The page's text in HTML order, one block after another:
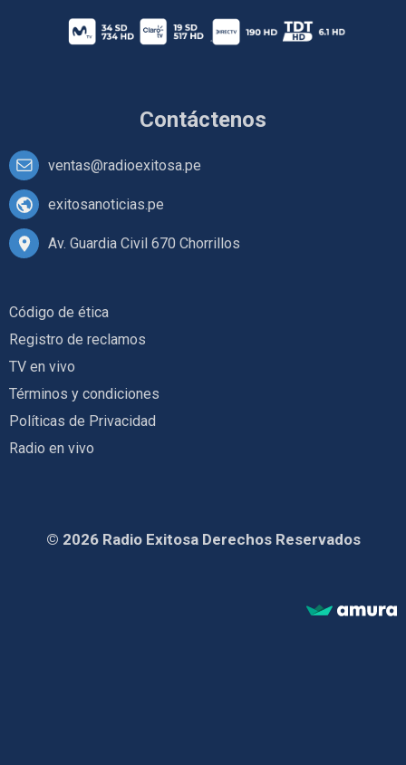
Contáctenos
ventas@radioexitosa.pe
exitosanoticias.pe
Av. Guardia Civil 670 Chorrillos
Código de ética
Registro de reclamos
TV en vivo
Términos y condiciones
Políticas de Privacidad
Radio en vivo
© 2026 Radio Exitosa Derechos Reservados